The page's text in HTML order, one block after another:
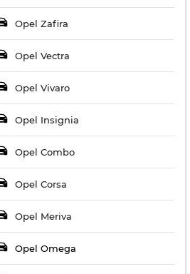
Opel Zafira
Opel Vectra
Opel Vivaro
Opel Insignia
Opel Combo
Opel Corsa
Opel Meriva
Opel Omega